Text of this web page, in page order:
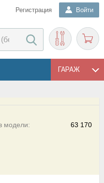
Регистрация Войти
ГАРАЖ
63 170
модели: